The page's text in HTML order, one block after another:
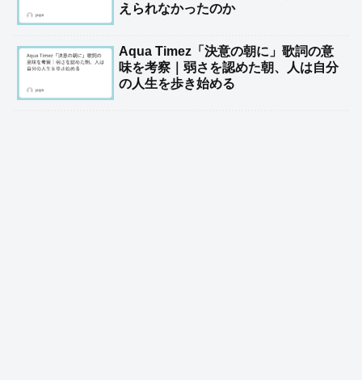
えられなかったのか
Aqua Timez「決意の朝に」歌詞の意
味を考察｜弱さを認めた朝、人は自分
の人生を歩き始める